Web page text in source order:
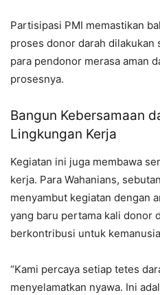
Partisipasi PMI memastikan
proses donor darah
para pendonor merasa aman
prosesnya.
Bangun Kebersamaan
Lingkungan Kerja
Kegiatan ini juga membawa
kerja. Para Wahanians,
menyambut kegiatan dengan
yang baru pertama kali donor
berkontribusi untuk
“Kami percaya setiap tetes
menyelamatkan nyawa. Ini